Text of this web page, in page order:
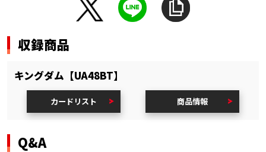
収録商品
キングダム【UA48BT】
カードリスト 商品情報
Q&A